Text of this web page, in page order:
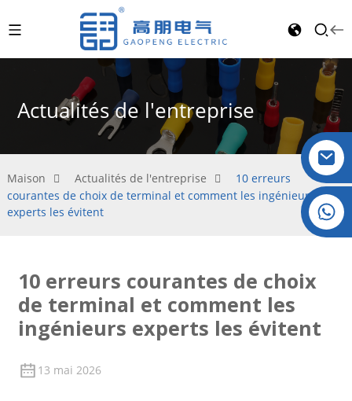
Cristal : +86 19032081821
Actualités de l'entreprise
Maison Actualités de l'entreprise
10 erreurs
courantes de choix de terminal et comment les ingénieurs
experts les évitent
10 erreurs courantes de choix
de terminal et comment les
ingénieurs experts les évitent
13 mai 2026